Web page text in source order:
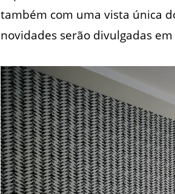
também com uma vista única
novidades serão divulgadas